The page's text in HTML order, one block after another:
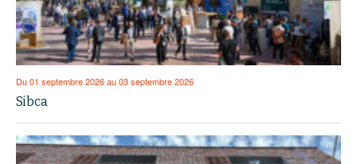
Du 01 septembre 2026 au 03 septembre 2026
Sibca